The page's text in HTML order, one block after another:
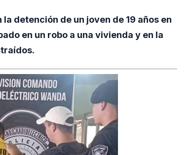
detención de un joven de 19 años en
en un robo a una vivienda y en la